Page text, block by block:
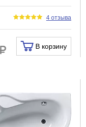
4 отзыва
В корзину